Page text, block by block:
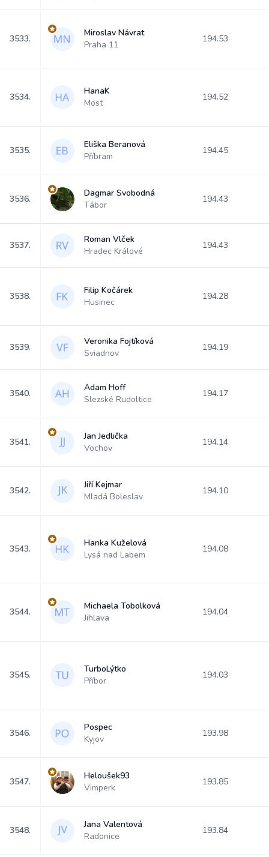
3533.
Miroslav Návrat
Praha 11
194.53
3534.
HanaK
Most
194.52
3535.
Eliška Beranová
Příbram
194.45
3536.
Dagmar Svobodná
Tábor
194.43
3537.
Roman Vlček
Hradec Králové
194.43
3538.
Filip Kočárek
Husinec
194.28
3539.
Veronika Fojtíková
Sviadnov
194.19
3540.
Adam Hoff
Slezské Rudoltice
194.17
3541.
Jan Jedlička
Vochov
194.14
3542.
Jiří Kejmar
Mladá Boleslav
194.10
3543.
Hanka Kuželová
Lysá nad Labem
194.08
3544.
Michaela Tobolková
Jihlava
194.04
3545.
TurboLýtko
Příbor
194.03
3546.
Pospec
Kyjov
193.98
3547.
Heloušek93
Vimperk
193.85
3548.
Jana Valentová
Radonice
193.84